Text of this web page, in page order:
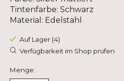
Tintenfarbe: Schwarz
Material: Edelstahl
Auf Lager (4)
Verfügbarkeit im Shop prüfen
Menge: